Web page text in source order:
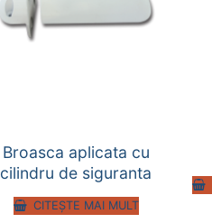
Broasca aplicata cu
cilindru de siguranta
CITEȘTE MAI MULT